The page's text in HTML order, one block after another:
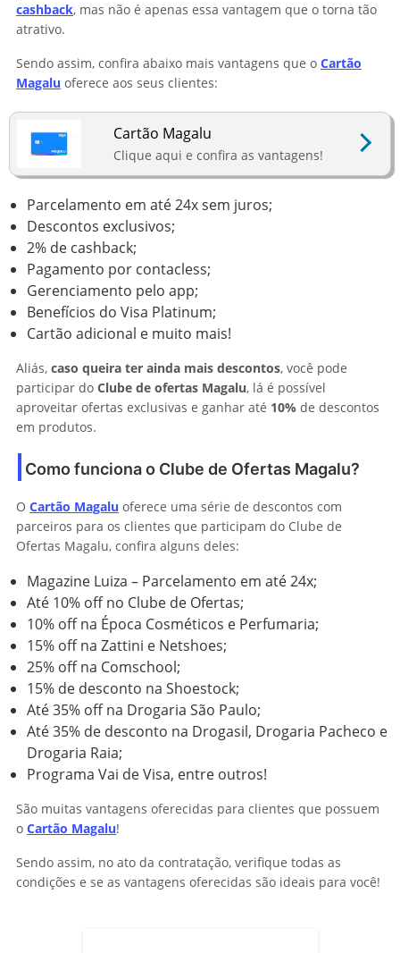
cashback, mas não é apenas essa vantagem que o torna tão
atrativo.
Sendo assim, confira abaixo mais vantagens que o Cartão
Magalu oferece aos seus clientes:
Cartão Magalu
Clique aqui e confira as vantagens!
Parcelamento em até 24x sem juros;
Descontos exclusivos;
2% de cashback;
Pagamento por contacless;
Gerenciamento pelo app;
Benefícios do Visa Platinum;
Cartão adicional e muito mais!
Aliás, caso queira ter ainda mais descontos, você pode
participar do Clube de ofertas Magalu, lá é possível
aproveitar ofertas exclusivas e ganhar até 10% de descontos
em produtos.
Como funciona o Clube de Ofertas Magalu?
O Cartão Magalu oferece uma série de descontos com
parceiros para os clientes que participam do Clube de
Ofertas Magalu, confira alguns deles:
Magazine Luiza – Parcelamento em até 24x;
Até 10% off no Clube de Ofertas;
10% off na Época Cosméticos e Perfumaria;
15% off na Zattini e Netshoes;
25% off na Comschool;
15% de desconto na Shoestock;
Até 35% off na Drogaria São Paulo;
Até 35% de desconto na Drogasil, Drogaria Pacheco e
Drogaria Raia;
Programa Vai de Visa, entre outros!
São muitas vantagens oferecidas para clientes que possuem
o Cartão Magalu!
Sendo assim, no ato da contratação, verifique todas as
condições e se as vantagens oferecidas são ideais para você!